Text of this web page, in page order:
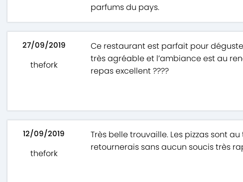
parfums du pays.
27/09/2019
thefork
Ce restaurant est parfait pour
très agréable et l’ambiance est au
repas excellent ????
12/09/2019
thefork
Très belle trouvaille. Les pizzas sont
retournerais sans aucun soucis très